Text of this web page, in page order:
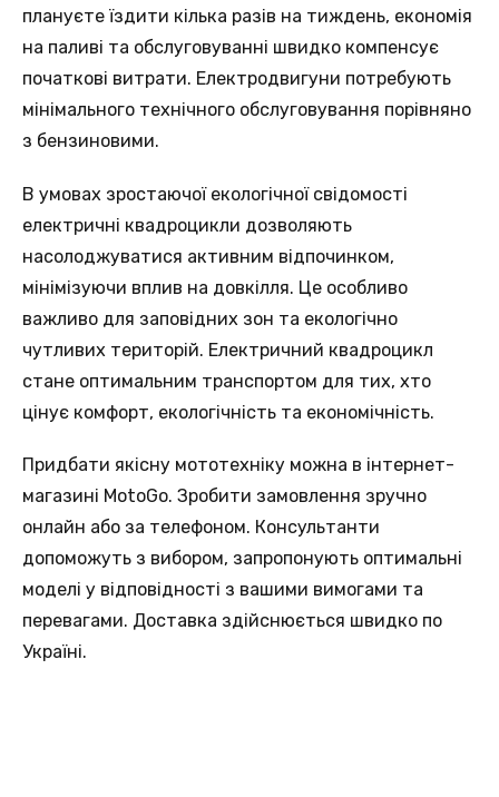
плануєте їздити кілька разів на тиждень, економія
на паливі та обслуговуванні швидко компенсує
початкові витрати. Електродвигуни потребують
мінімального технічного обслуговування порівняно
з бензиновими.
В умовах зростаючої екологічної свідомості
електричні квадроцикли дозволяють
насолоджуватися активним відпочинком,
мінімізуючи вплив на довкілля. Це особливо
важливо для заповідних зон та екологічно
чутливих територій. Електричний квадроцикл
стане оптимальним транспортом для тих, хто
цінує комфорт, екологічність та економічність.
Придбати якісну мототехніку можна в інтернет-
магазині MotoGo. Зробити замовлення зручно
онлайн або за телефоном. Консультанти
допоможуть з вибором, запропонують оптимальні
моделі у відповідності з вашими вимогами та
перевагами. Доставка здійснюється швидко по
Україні.